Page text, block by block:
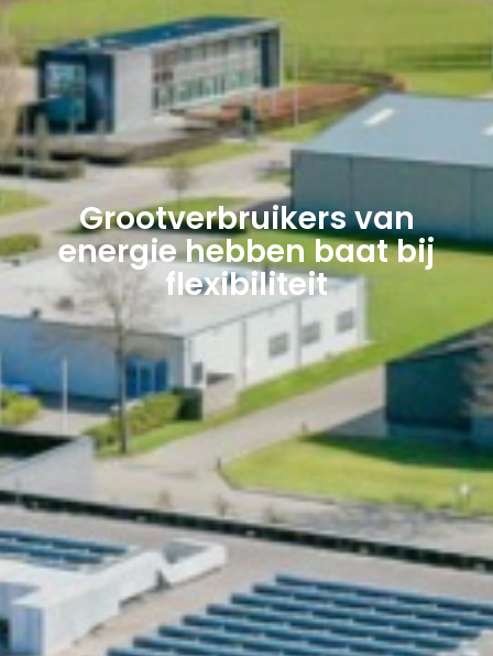
Grootverbruikers van
energie hebben baat bij
flexibiliteit